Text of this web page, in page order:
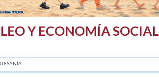
Y ECONOMÍA SOCIAL